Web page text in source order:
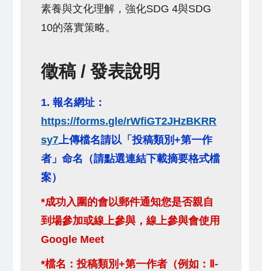
素養與文化理解，強化SDG 4與SDG
10的落實策略。
徵稿 / 發表說明
1. 報名網址：
https://forms.gle/rWfiGT2JHzBKRR
sy7上傳檔名請以「投稿類別+第一作
者」命名（請點選連結下載摘要格式檔
案）
*成功入圍的會以郵件通知您是否親自
到場參加或線上參與，線上參與會使用
Google Meet
*檔名：投稿類別+第一作者（例如：Ⅱ-